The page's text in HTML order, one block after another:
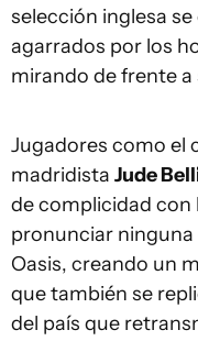
selección inglesa
agarrados por los
mirando de frente a
Jugadores como el
madridista Jude
de complicidad con
pronunciar ninguna
Oasis, creando un
que también se
del país que